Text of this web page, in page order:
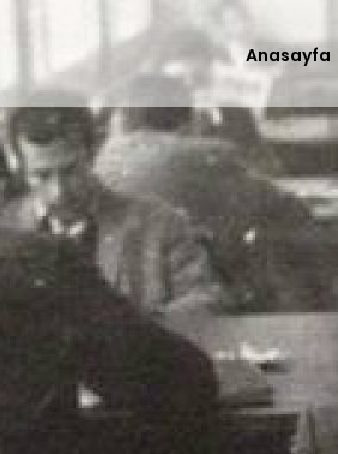
Anasayfa